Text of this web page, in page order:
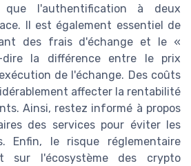
que l'authentification à deux
Il est également essentiel de
des frais d'échange et le «
dire la différence entre le prix
de l'échange. Des coûts
affecter la rentabilité
Ainsi, restez informé à propos
des services pour éviter les
Enfin, le risque réglementaire
sur l'écosystème des crypto